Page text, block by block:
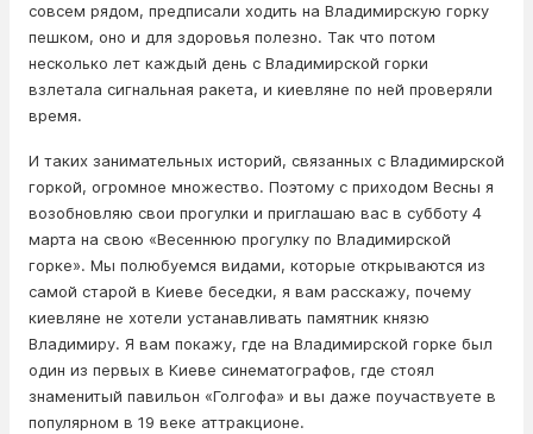
совсем рядом, предписали ходить на Владимирскую горку
пешком, оно и для здоровья полезно. Так что потом
несколько лет каждый день с Владимирской горки
взлетала сигнальная ракета, и киевляне по ней проверяли
время.
И таких занимательных историй, связанных с Владимирской
горкой, огромное множество. Поэтому с приходом Весны я
возобновляю свои прогулки и приглашаю вас в субботу 4
марта на свою «Весеннюю прогулку по Владимирской
горке». Мы полюбуемся видами, которые открываются из
самой старой в Киеве беседки, я вам расскажу, почему
киевляне не хотели устанавливать памятник князю
Владимиру. Я вам покажу, где на Владимирской горке был
один из первых в Киеве синематографов, где стоял
знаменитый павильон «Голгофа» и вы даже поучаствуете в
популярном в 19 веке аттракционе.